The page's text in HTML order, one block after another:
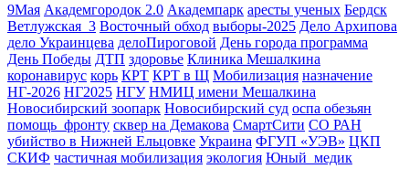
9Мая Академгородок 2.0 Академпарк аресты ученых Бердск
Ветлужская_3 Восточный обход выборы-2025 Дело Архипова
дело Украинцева делоПироговой День города программа
День Победы ДТП здоровье Клиника Мешалкина
коронавирус корь КРТ КРТ в Щ Мобилизация назначение
НГ-2026 НГ2025 НГУ НМИЦ имени Мешалкина
Новосибирский зоопарк Новосибирский суд оспа обезьян
помощь_фронту сквер на Демакова СмартСити СО РАН
убийство в Нижней Ельцовке Украина ФГУП «УЭВ» ЦКП
СКИФ частичная мобилизация экология Юный_медик